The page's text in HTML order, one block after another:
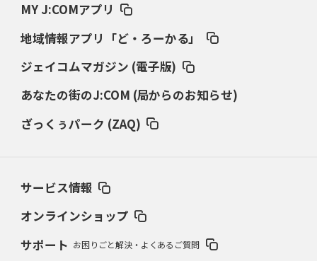
MY J:COMアプリ
地域情報アプリ「ど・ろーかる」
ジェイコムマガジン (電子版)
あなたの街のJ:COM (局からのお知らせ)
ざっくぅパーク (ZAQ)
サービス情報
オンラインショップ
サポート お困りごと解決・よくあるご質問